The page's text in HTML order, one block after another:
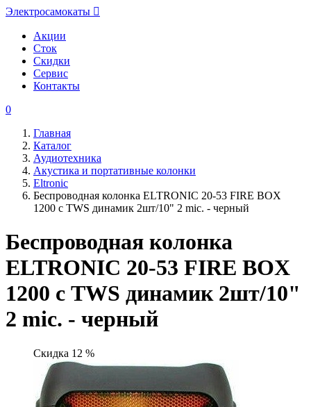
Электросамокаты
Акции
Сток
Скидки
Сервис
Контакты
0
Главная
Каталог
Аудиотехника
Акустика и портативные колонки
Eltronic
Беспроводная колонка ELTRONIC 20-53 FIRE BOX
1200 с TWS динамик 2шт/10" 2 mic. - черный
Беспроводная колонка
ELTRONIC 20-53 FIRE BOX
1200 с TWS динамик 2шт/10"
2 mic. - черный
Скидка 12 %